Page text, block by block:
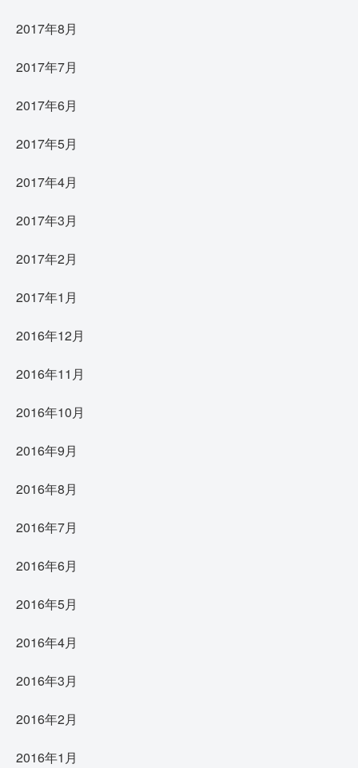
2017年8月
2017年7月
2017年6月
2017年5月
2017年4月
2017年3月
2017年2月
2017年1月
2016年12月
2016年11月
2016年10月
2016年9月
2016年8月
2016年7月
2016年6月
2016年5月
2016年4月
2016年3月
2016年2月
2016年1月